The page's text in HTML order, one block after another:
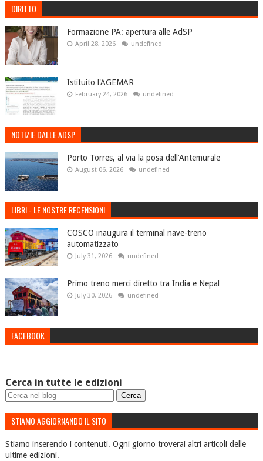
DIRITTO
Formazione PA: apertura alle AdSP
April 28, 2026 undefined
Istituito l'AGEMAR
February 24, 2026 undefined
NOTIZIE DALLE ADSP
Porto Torres, al via la posa dell’Antemurale
August 06, 2026 undefined
LIBRI - LE NOSTRE RECENSIONI
COSCO inaugura il terminal nave-treno
automatizzato
July 31, 2026 undefined
Primo treno merci diretto tra India e Nepal
July 30, 2026 undefined
FACEBOOK
Cerca in tutte le edizioni
STIAMO AGGIORNANDO IL SITO
Stiamo inserendo i contenuti. Ogni giorno troverai altri articoli delle
ultime edizioni.